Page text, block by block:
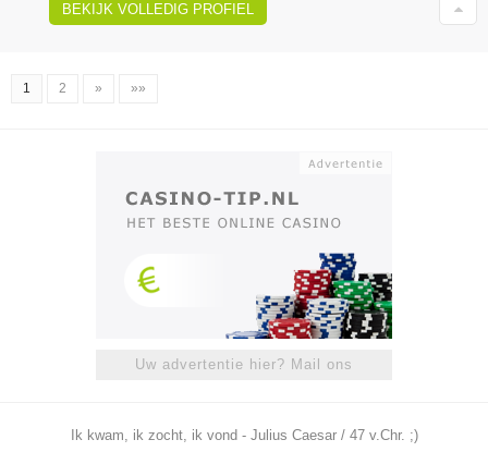
BEKIJK VOLLEDIG PROFIEL
1 2 » »»
Uw advertentie hier? Mail ons
Ik kwam, ik zocht, ik vond - Julius Caesar / 47 v.Chr. ;)